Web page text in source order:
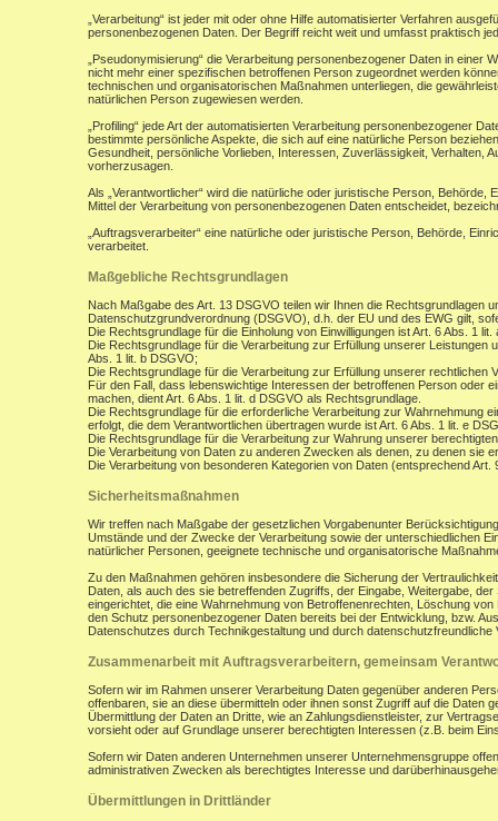
„Verarbeitung“ ist jeder mit oder ohne Hilfe automatisierter Verfahren
personenbezogenen Daten. Der Begriff reicht weit und umfasst praktisch
„Pseudonymisierung“ die Verarbeitung personenbezogener Daten in
nicht mehr einer spezifischen betroffenen Person zugeordnet werden
technischen und organisatorischen Maßnahmen unterliegen, die
natürlichen Person zugewiesen werden.
„Profiling“ jede Art der automatisierten Verarbeitung personenbezogener
bestimmte persönliche Aspekte, die sich auf eine natürliche Person
Gesundheit, persönliche Vorlieben, Interessen, Zuverlässigkeit, Verhalten,
vorherzusagen.
Als „Verantwortlicher“ wird die natürliche oder juristische Person,
Mittel der Verarbeitung von personenbezogenen Daten entscheidet,
„Auftragsverarbeiter“ eine natürliche oder juristische Person, Behörde,
verarbeitet.
Maßgebliche Rechtsgrundlagen
Nach Maßgabe des Art. 13 DSGVO teilen wir Ihnen die
Datenschutzgrundverordnung (DSGVO), d.h. der EU und des EWG gilt,
Die Rechtsgrundlage für die Einholung von Einwilligungen ist Art. 6 Abs. 1
Die Rechtsgrundlage für die Verarbeitung zur Erfüllung unserer
Abs. 1 lit. b DSGVO;
Die Rechtsgrundlage für die Verarbeitung zur Erfüllung unserer rechtlichen
Für den Fall, dass lebenswichtige Interessen der betroffenen Person oder
machen, dient Art. 6 Abs. 1 lit. d DSGVO als Rechtsgrundlage.
Die Rechtsgrundlage für die erforderliche Verarbeitung zur Wahrnehmung
erfolgt, die dem Verantwortlichen übertragen wurde ist Art. 6 Abs. 1 lit. e
Die Rechtsgrundlage für die Verarbeitung zur Wahrung unserer
Die Verarbeitung von Daten zu anderen Zwecken als denen, zu denen sie
Die Verarbeitung von besonderen Kategorien von Daten (entsprechend
Sicherheitsmaßnahmen
Wir treffen nach Maßgabe der gesetzlichen Vorgabenunter
Umstände und der Zwecke der Verarbeitung sowie der unterschiedlichen
natürlicher Personen, geeignete technische und organisatorische
Zu den Maßnahmen gehören insbesondere die Sicherung der
Daten, als auch des sie betreffenden Zugriffs, der Eingabe, Weitergabe,
eingerichtet, die eine Wahrnehmung von Betroffenenrechten, Löschung
den Schutz personenbezogener Daten bereits bei der Entwicklung, bzw.
Datenschutzes durch Technikgestaltung und durch datenschutzfreundliche
Zusammenarbeit mit Auftragsverarbeitern, gemeinsam
Sofern wir im Rahmen unserer Verarbeitung Daten gegenüber anderen
offenbaren, sie an diese übermitteln oder ihnen sonst Zugriff auf die Daten
Übermittlung der Daten an Dritte, wie an Zahlungsdienstleister, zur
vorsieht oder auf Grundlage unserer berechtigten Interessen (z.B. beim
Sofern wir Daten anderen Unternehmen unserer Unternehmensgruppe
administrativen Zwecken als berechtigtes Interesse und
Übermittlungen in Drittländer